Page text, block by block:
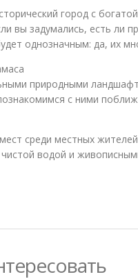
город с
вы задумались, есть ли
однозначным: да, их
природными
с ними
среди местных
чистой водой и